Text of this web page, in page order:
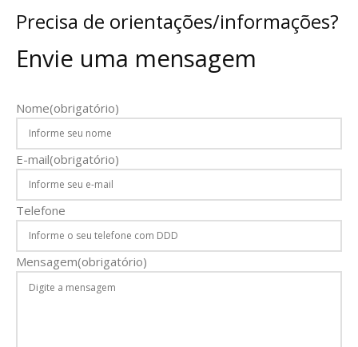
Precisa de orientações/informações?
Envie uma mensagem
Nome(obrigatório)
E-mail(obrigatório)
Telefone
Mensagem(obrigatório)